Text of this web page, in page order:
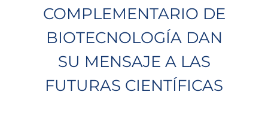
COMPLEMENTARIO DE
BIOTECNOLOGÍA DAN
SU MENSAJE A LAS
FUTURAS CIENTÍFICAS